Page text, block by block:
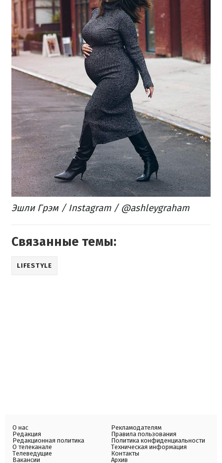
Эшли Грэм / Instagram / @ashleygraham
Связанные темы:
LIFESTYLE
О нас
Редакция
Редакционная политика
О телеканале
Телеведущие
Вакансии
Рекламодателям
Правила пользования
Политика конфиденциальности
Техническая информация
Контакты
Архив